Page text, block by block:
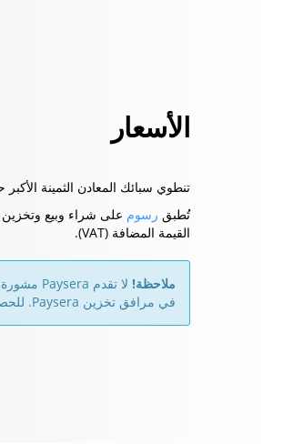
الأسعار
تنطوي سبائك المعادن الثمينة
تُطبق رسوم على شراء وبيع وتخزين
القيمة المضافة (VAT).
ملاحظة!
في مرافق تخزين Paysera. للحصول على توجيه مهني، يجب عليك استشارة مستشار مالي مستقل.